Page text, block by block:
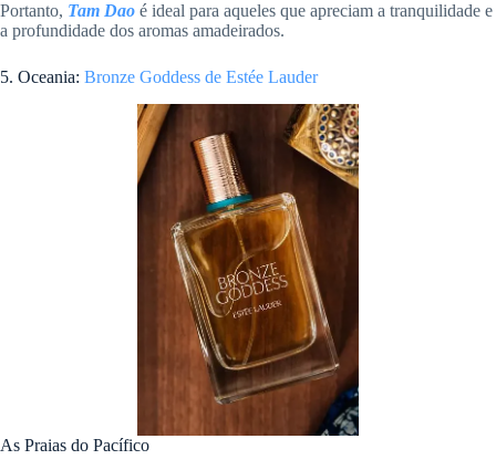
Portanto, Tam Dao é ideal para aqueles que apreciam a tranquilidade e
a profundidade dos aromas amadeirados.
5. Oceania: Bronze Goddess de Estée Lauder
As Praias do Pacífico